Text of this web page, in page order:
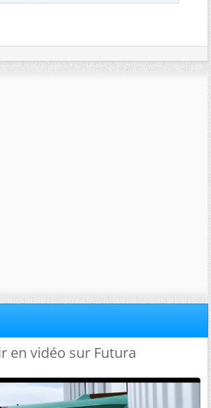
en vidéo sur Futura